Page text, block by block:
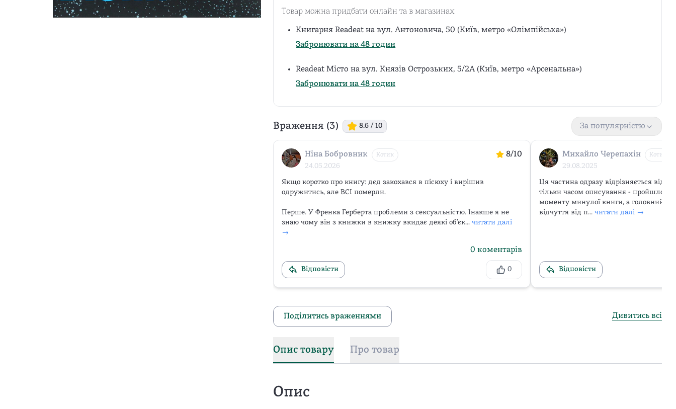
Товар можна придбати онлайн та в магазинах:
Книгарня Readeat на вул. Антоновича, 50 (Київ, метро «Олімпійська»)
Забронювати на 48 годин
Readeat Місто на вул. Князів Острозьких, 5/2А (Київ, метро «Арсенальна»)
Забронювати на 48 годин
Враження (3) 8.6 / 10 За популярністю
Ніна Бобровник Котик
24.05.2026
8/10
Якщо коротко про книгу: дєд закохався в пісюху і вирішив
одружитись, але ВСІ померли.
Перше. У Френка Герберта проблеми з сексуальністю. Інакше я не
знаю чому він з книжки в книжку вкидає деякі обʼєк... читати далі
→
0 коментарів
Відповісти 0
Михайло Черепахін Котик
29.08.2025
Ця частина одразу відрізняється від
тільки часом описування - пройшло
моменту минулої книги, а головний
відчуття від п... читати далі →
Відповісти
Поділитись враженнями Дивитись всі
Опис товару Про товар
Опис